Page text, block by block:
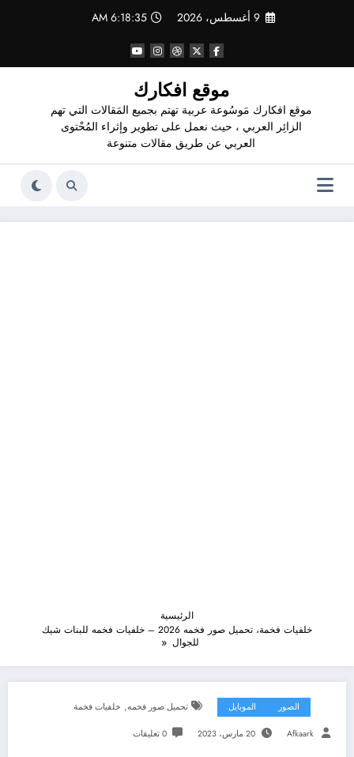
9 أغسطس، 2026 6:18:37 AM
موقع افكارك
موقع افكارك مَوسُوعة عربية تهتم بجميع المَقالات التي تهم
الزائِر العربي ، حيث نعمل على تطوير وإثراء المُحْتوى
العربي عن طريق مقالات متنوعة
الرئيسية
خلفيات فخمة، تحميل صور فخمه 2026 – خلفيات فخمه للبنات شيك
للجوال
الصور الموبايل تحميل صور فخمه, خلفيات فخمة
Afkaark 20 مارس، 2023 0 تعليقات